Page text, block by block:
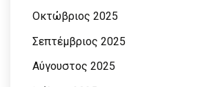
Οκτώβριος 2025
Σεπτέμβριος 2025
Αύγουστος 2025